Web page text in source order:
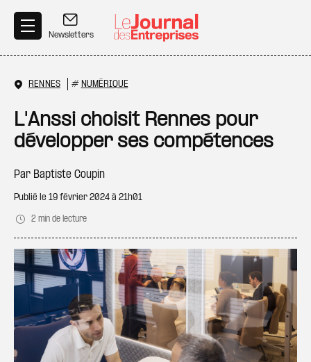
Newsletters
RENNES # NUMÉRIQUE
L'Anssi choisit Rennes pour
développer ses compétences
Par Baptiste Coupin
Publié le 19 février 2024 à 21h01
2 min de lecture